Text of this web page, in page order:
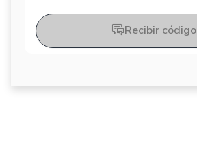
Recibir código